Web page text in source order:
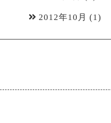
2012年10月 (1)